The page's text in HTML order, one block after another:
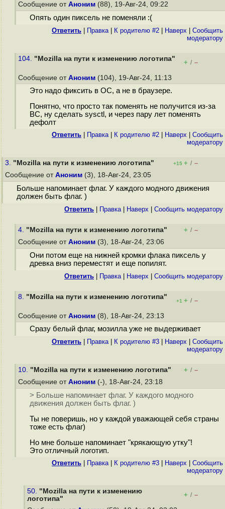
Сообщение от Аноним (88), 19-Авг-24, 09:22
Опять один пиксель не поменяли :(
Ответить Правка| К родителю #2 Наверх
Cообщить
модератору
104. "Mozilla на пути к изменению логотипа" + / –
Сообщение от Аноним (104), 19-Авг-24, 11:13
Это надо фиксить в ОС, а не в браузере.
Понятно, что просто так поменять не получится из-за
BC, ну сделать sysctl, и через пару лет поменять
дефолт
Ответить Правка| К родителю #2 Наверх
Cообщить
модератору
3. "Mozilla на пути к изменению логотипа" +15 + / –
Сообщение от Аноним (3), 18-Авг-24, 23:05
Больше напоминает флаг. У каждого модного движения
должен быть флаг. )
Ответить Правка| Наверх Cообщить модератору
4. "Mozilla на пути к изменению логотипа" + / –
Сообщение от Аноним (3), 18-Авг-24, 23:06
Они потом еще на нижней кромки флака пиксель у
древка вниз переместят и еще попилят.
Ответить Правка| Наверх Cообщить модератору
8. "Mozilla на пути к изменению логотипа"
+1 + / –
Сообщение от Аноним (8), 18-Авг-24, 23:13
Сразу белый флаг, мозилла уже не выдерживает
Ответить Правка| К родителю #3 Наверх
Cообщить
модератору
10. "Mozilla на пути к изменению логотипа" + / –
Сообщение от Аноним (-), 18-Авг-24, 23:18
> Больше напоминает флаг. У каждого модного
движения должен быть флаг. )
Ты не поверишь, но у каждой уважающей себя страны
тоже есть флаг)
Но мне больше напоминает "крякающую утку"!
Это отличный логотип.
Ответить Правка| К родителю #3 Наверх
Cообщить
модератору
50. "Mozilla на пути к изменению
логотипа"
+ / –